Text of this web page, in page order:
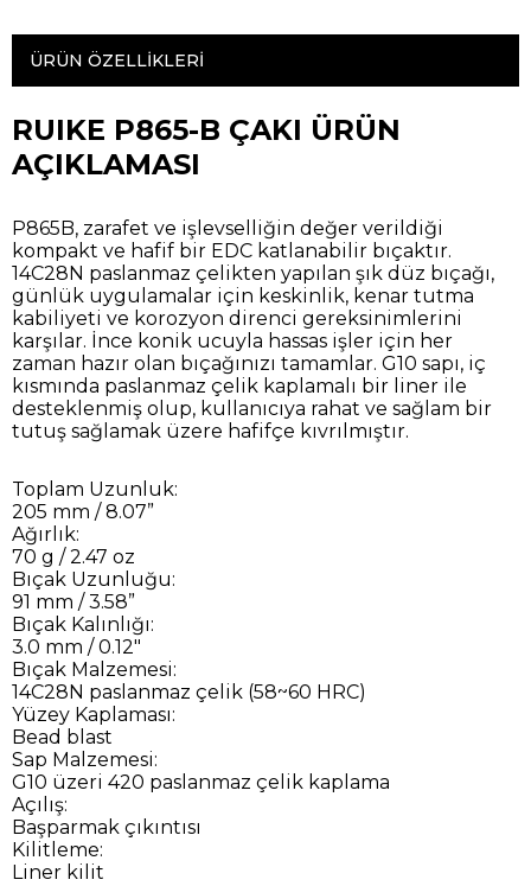
ÜRÜN ÖZELLIKLERI
RUIKE P865-B ÇAKI ÜRÜN
AÇIKLAMASI
P865B, zarafet ve işlevselliğin değer verildiği
kompakt ve hafif bir EDC katlanabilir bıçaktır.
14C28N paslanmaz çelikten yapılan şık düz bıçağı,
günlük uygulamalar için keskinlik, kenar tutma
kabiliyeti ve korozyon direnci gereksinimlerini
karşılar. İnce konik ucuyla hassas işler için her
zaman hazır olan bıçağınızı tamamlar. G10 sapı, iç
kısmında paslanmaz çelik kaplamalı bir liner ile
desteklenmiş olup, kullanıcıya rahat ve sağlam bir
tutuş sağlamak üzere hafifçe kıvrılmıştır.
Toplam Uzunluk:
205 mm / 8.07”
Ağırlık:
70 g / 2.47 oz
Bıçak Uzunluğu:
91 mm / 3.58”
Bıçak Kalınlığı:
3.0 mm / 0.12"
Bıçak Malzemesi:
14C28N paslanmaz çelik (58~60 HRC)
Yüzey Kaplaması:
Bead blast
Sap Malzemesi:
G10 üzeri 420 paslanmaz çelik kaplama
Açılış:
Başparmak çıkıntısı
Kilitleme:
Liner kilit